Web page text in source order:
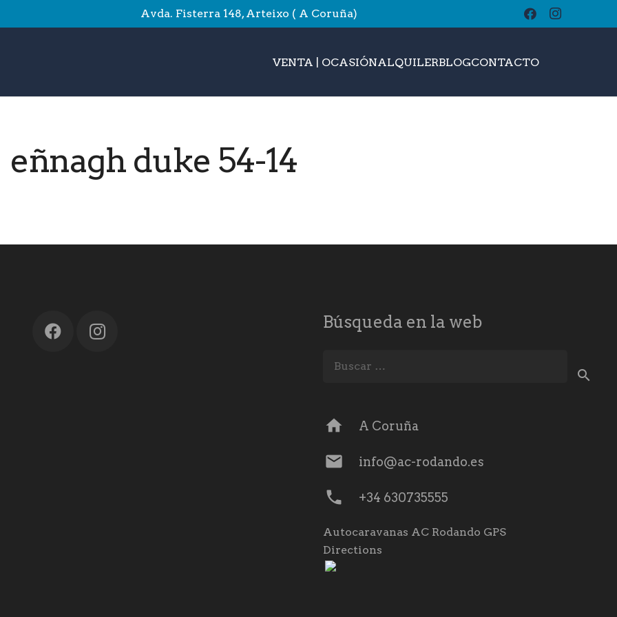
Avda. Fisterra 148, Arteixo ( A Coruña)
VENTA | OCASIÓNALQUILERBLOGCONTACTObuscar
eñnagh duke 54-14
Búsqueda en la web
home A Coruña
mail info@ac-rodando.es
phone +34 630735555
Autocaravanas AC Rodando GPS
Directions